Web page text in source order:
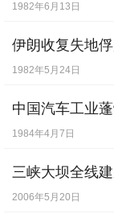
1982年6月13日
伊朗收复失地
1982年5月24日
中国汽车工业
1984年4月7日
三峡大坝全线
2006年5月20日